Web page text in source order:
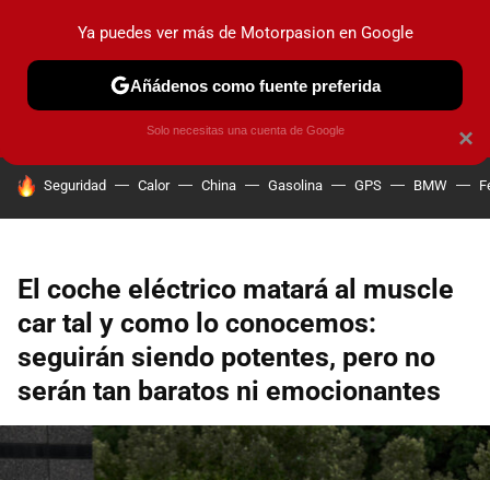
PRUEBAS COCHES ELÉCTRICOS OBSERVATORIO
HOY SE HABLA DE
Seguridad Calor China Gasolina GPS BMW
El coche eléctrico matará al muscle
car tal y como lo conocemos:
seguirán siendo potentes, pero no
serán tan baratos ni emocionantes
×
Ya puedes ver más de Motorpasion en Google
Añádenos como fuente preferida
Solo necesitas una cuenta de Google